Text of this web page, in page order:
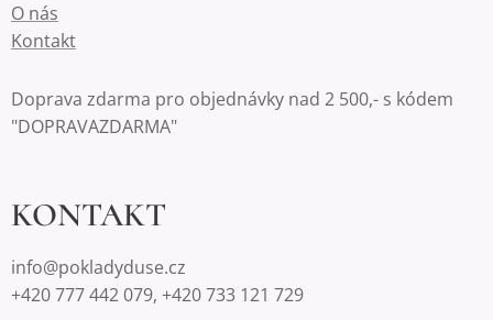
O nás
Kontakt
Doprava zdarma pro objednávky nad 2 500,- s kódem
"DOPRAVAZDARMA"
KONTAKT
info@pokladyduse.cz
+420 777 442 079, +420 733 121 729